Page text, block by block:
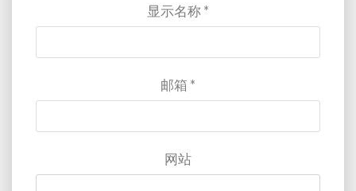
显示名称*
邮箱 *
网站